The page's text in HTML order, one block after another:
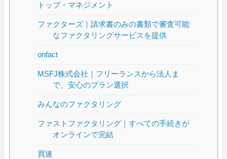
トップ・マネジメント
ファクターズ｜請求書のみの書類で審査可能
なファクタリングサービスを提供
onfact
MSFJ株式会社｜フリーランスから法人ま
で、安心のプラン選択
みんなのファクタリング
ファストファクタリング｜すべての手続きが
オンラインで完結
買速